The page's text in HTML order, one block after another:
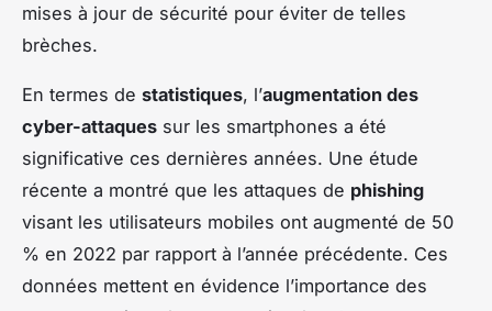
mises à jour de sécurité pour éviter de telles
brèches.
En termes de statistiques, l’augmentation des
cyber-attaques sur les smartphones a été
significative ces dernières années. Une étude
récente a montré que les attaques de phishing
visant les utilisateurs mobiles ont augmenté de 50
% en 2022 par rapport à l’année précédente. Ces
données mettent en évidence l’importance des